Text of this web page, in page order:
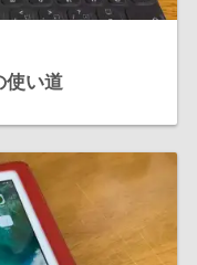
使い道